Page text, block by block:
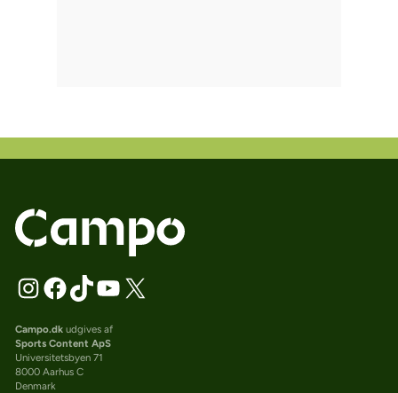
Campo.dkudgives af
Sports Content ApS
Universitetsbyen 71
8000 Aarhus C
Denmark